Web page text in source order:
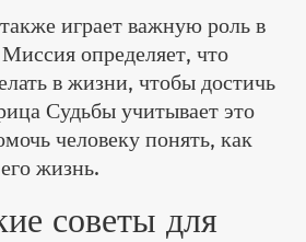
играет важную роль в
определяет, что
в жизни, чтобы достичь
Судьбы учитывает это
человеку понять, как
жизнь.
советы для